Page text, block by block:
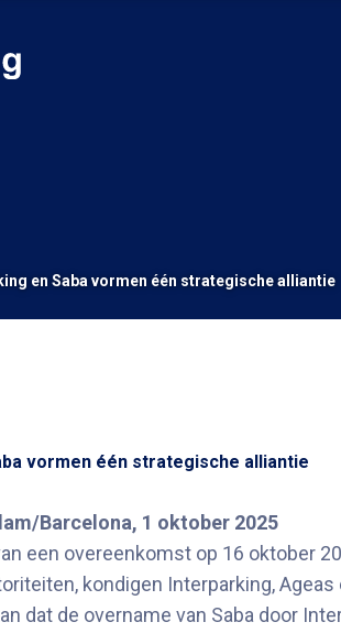
en Saba vormen één strategische alliantie
vormen één strategische alliantie
Barcelona, 1 oktober 2025
een overeenkomst op 16 oktober
kondigen Interparking,
dat de overname van Saba door